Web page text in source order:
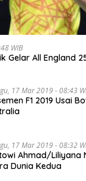
WIB
Gelar All England
17 Mar 2019 - 08:43
F1 2019 Usai
17 Mar 2019 - 08:32
Ahmad/Liliyana
Dunia Kedua